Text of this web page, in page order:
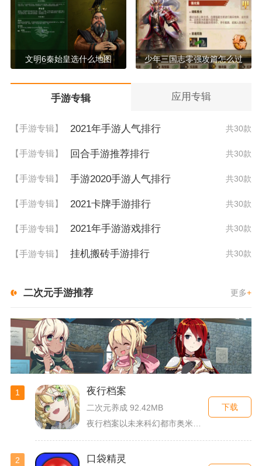
文明6秦始皇选什么地图 少年三国志零强攻篇怎么过
手游专辑 应用专辑
【手游专辑】 2021年手游人气排行 共30款
【手游专辑】 回合手游推荐排行 共30款
【手游专辑】 手游2020手游人气排行 共30款
【手游专辑】 2021卡牌手游排行 共30款
【手游专辑】 2021年手游游戏排行 共30款
【手游专辑】 挂机搬砖手游排行 共30款
二次元手游推荐 更多+
1 夜行档案
二次元养成 92.42MB
夜行档案以未来科幻都市奥米勒斯为舞台，玩家任职特勤部调查员，...
下载
2 口袋精灵